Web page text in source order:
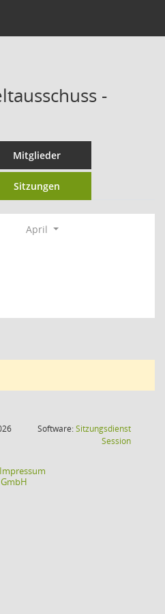
-
Mitglieder
Sitzungen
April
Software:Sitzungsdienst
Session(Wird in
Impressum